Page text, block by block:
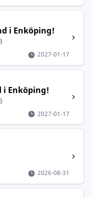
i Enköping!
2027-01-17
i Enköping!
2027-01-17
2026-08-31